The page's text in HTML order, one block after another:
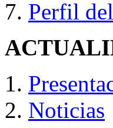
Perfil
Noticias